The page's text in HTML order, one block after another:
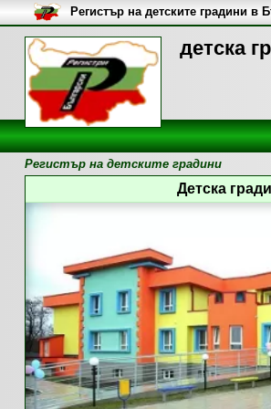
детска
Регистър на детските градини в
Регистър на детските градини
Детска